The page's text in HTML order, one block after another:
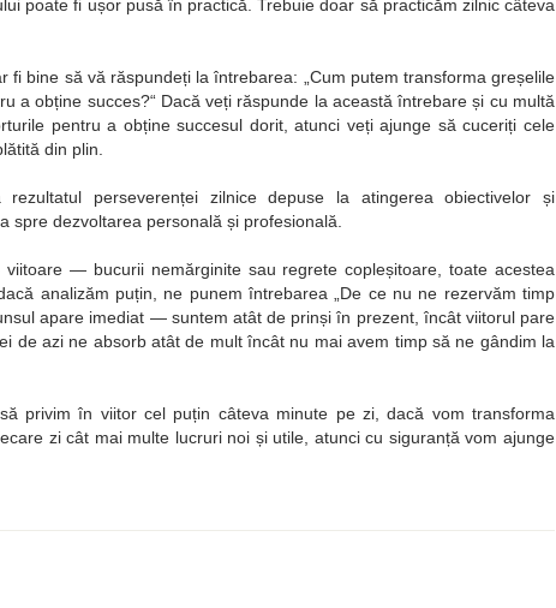
poate fi ușor pusă în practică. Trebuie doar să practicăm zilnic câteva
fi bine să vă răspundeți la întrebarea:
Cum putem transforma greșelile
a obține succes?
Dacă veți răspunde la această întrebare și cu multă
pentru a obține succesul dorit, atunci veți ajunge să cuceriți cele
din plin.
perseverenței zilnice depuse la atingerea obiectivelor și
dezvoltarea personală și profesională.
— bucurii nemărginite sau regrete copleșitoare, toate acestea
analizăm puțin, ne punem întrebarea
De ce nu ne rezervăm timp
apare imediat — suntem atât de prinși în prezent, încât viitorul pare
de azi ne absorb atât de mult încât nu mai avem timp să ne gândim la
privim în viitor cel puțin câteva minute pe zi, dacă vom transforma
zi cât mai multe lucruri noi și utile, atunci cu siguranță vom ajunge